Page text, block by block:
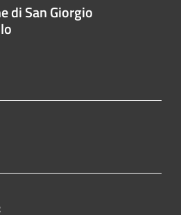
di San Giorgio